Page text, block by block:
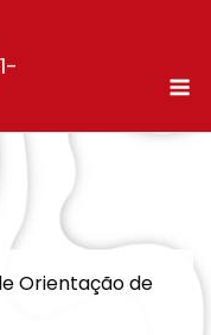
Orientação de